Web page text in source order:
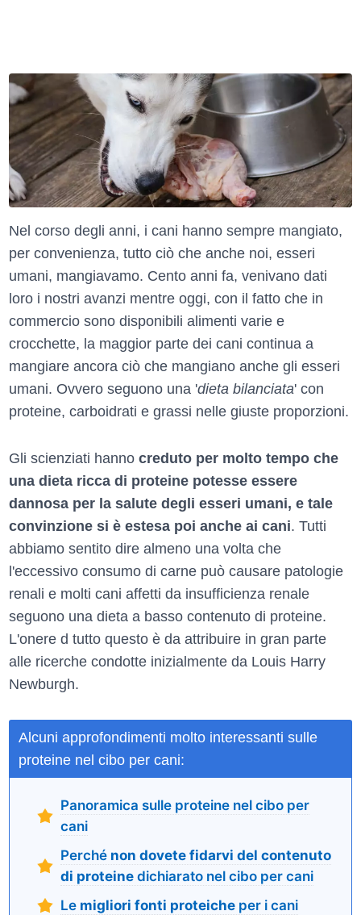
Nel corso degli anni, i cani hanno sempre mangiato,
per convenienza, tutto ciò che anche noi, esseri
umani, mangiavamo. Cento anni fa, venivano dati
loro i nostri avanzi mentre oggi, con il fatto che in
commercio sono disponibili alimenti varie e
crocchette, la maggior parte dei cani continua a
mangiare ancora ciò che mangiano anche gli esseri
umani. Ovvero seguono una 'dieta bilanciata' con
proteine, carboidrati e grassi nelle giuste proporzioni.
Gli scienziati hanno creduto per molto tempo che
una dieta ricca di proteine potesse essere
dannosa per la salute degli esseri umani, e tale
convinzione si è estesa poi anche ai cani. Tutti
abbiamo sentito dire almeno una volta che
l'eccessivo consumo di carne può causare patologie
renali e molti cani affetti da insufficienza renale
seguono una dieta a basso contenuto di proteine.
L'onere d tutto questo è da attribuire in gran parte
alle ricerche condotte inizialmente da Louis Harry
Newburgh.
Alcuni approfondimenti molto interessanti sulle
proteine nel cibo per cani:
Panoramica sulle proteine nel cibo per
cani
Perché non dovete fidarvi del contenuto
di proteinedichiarato nel cibo per cani
Le migliori fonti proteicheper i cani